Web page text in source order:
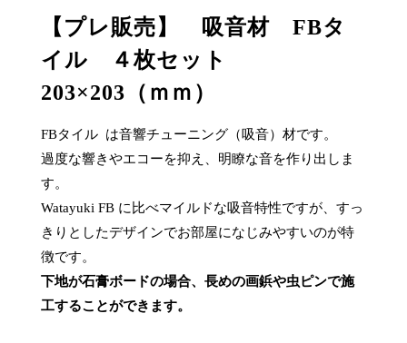
【プレ販売】 吸音材 FBタ
イル ４枚セット
203×203（ｍｍ）
FBタイル は音響チューニング（吸音）材です。
過度な響きやエコーを抑え、明瞭な音を作り出しま
す。
Watayuki FB に比べマイルドな吸音特性ですが、すっ
きりとしたデザインでお部屋になじみやすいのが特
徴です。
下地が石膏ボードの場合、長めの画鋲や虫ピンで施
工することができます。